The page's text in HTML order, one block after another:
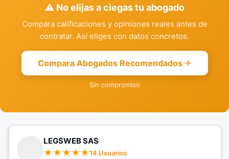
⚠️ No elijas a ciegas tu abogado
Compara calificaciones y opiniones reales antes de
contratar. Así eliges con datos concretos.
Compara Abogados Recomendados
Sin compromiso
LEGSWEB SAS
14 Usuarios